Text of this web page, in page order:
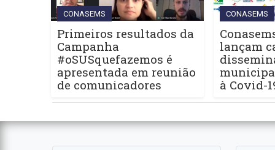
CONASEMS
Primeiros resultados da
Campanha
#oSUSquefazemos é
apresentada em reunião
de comunicadores
CONASEMS
lançam
à Covid-